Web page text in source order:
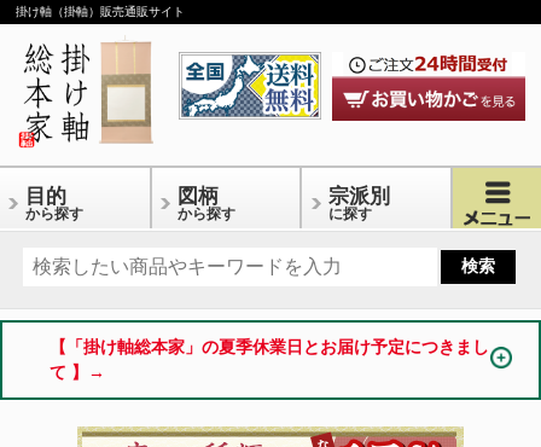
掛け軸（掛軸）販売通販サイト
目的
から探す
図柄
から探す
宗派別
に探す
【「掛け軸総本家」の夏季休業日とお届け予定につきまし
て 】→